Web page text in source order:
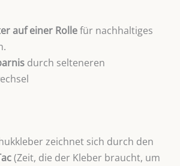
auf einer Rollefür nachhaltiges
durch selteneren
zeichnet sich durch den
(Zeit, die der Kleber braucht, um